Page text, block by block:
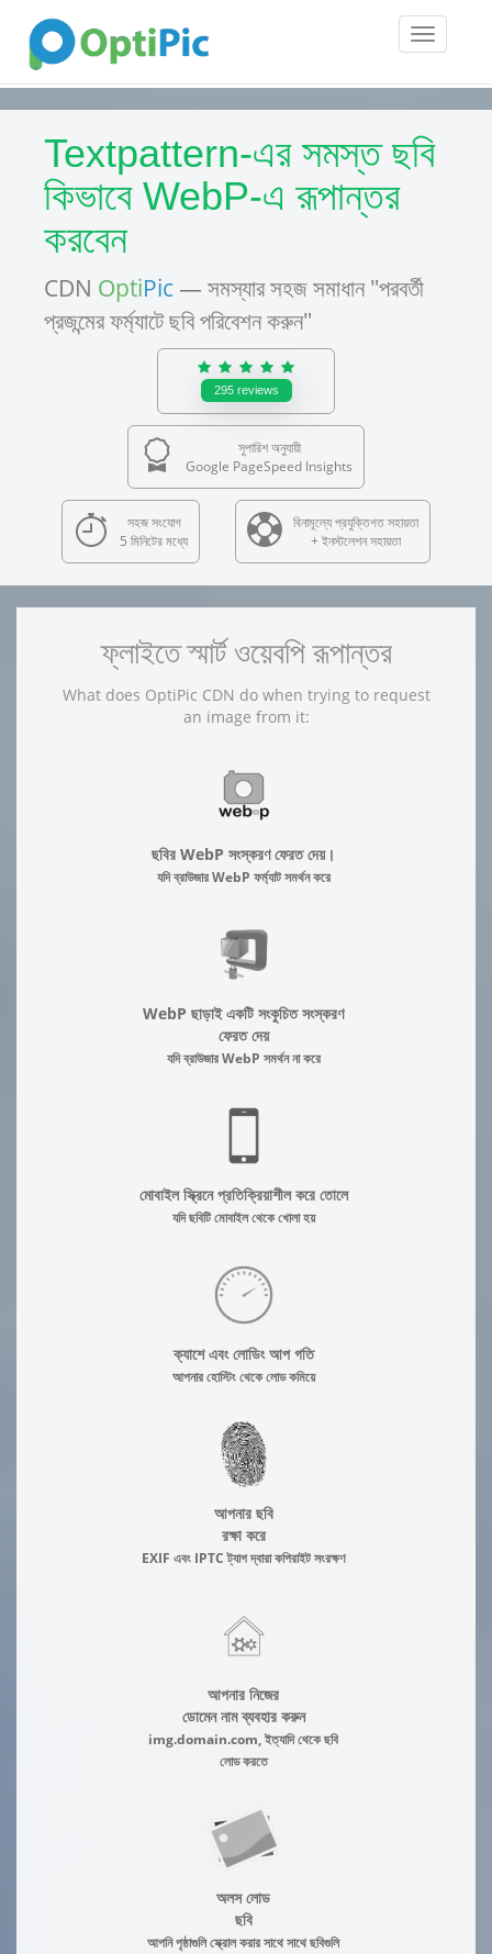
Toggle
Textpattern-এর সমস্ত ছবি
কিভাবে WebP-এ রূপান্তর
করবেন
CDN OptiPic — সমস্যার সহজ সমাধান "পরবর্তী
প্রজন্মের ফর্ম্যাটে ছবি পরিবেশন করুন"
295 reviews
সুপারিশ অনুযায়ী
Google PageSpeed Insights
সহজ সংযোগ
5 মিনিটের মধ্যে
বিনামূল্যে প্রযুক্তিগত সহায়তা
+ ইনস্টলেশন সহায়তা
ফ্লাইতে স্মার্ট ওয়েবপি রূপান্তর
What does OptiPic CDN do when trying to request
an image from it:
ছবির WebP সংস্করণ ফেরত দেয়।
যদি ব্রাউজার WebP ফর্ম্যাট সমর্থন করে
WebP ছাড়াই একটি সংকুচিত সংস্করণ
ফেরত দেয়
যদি ব্রাউজার WebP সমর্থন না করে
মোবাইল স্ক্রিনে প্রতিক্রিয়াশীল করে তোলে
যদি ছবিটি মোবাইল থেকে খোলা হয়
ক্যাশে এবং লোডিং আপ গতি
আপনার হোস্টিং থেকে লোড কমিয়ে
আপনার ছবি
রক্ষা করে
EXIF এবং IPTC ট্যাগ দ্বারা কপিরাইট সংরক্ষণ
আপনার নিজের
ডোমেন নাম ব্যবহার করুন
img.domain.com, ইত্যাদি থেকে ছবি
লোড করতে
অলস লোড
ছবি
আপনি পৃষ্ঠাগুলি স্ক্রোল করার সাথে সাথে ছবিগুলি